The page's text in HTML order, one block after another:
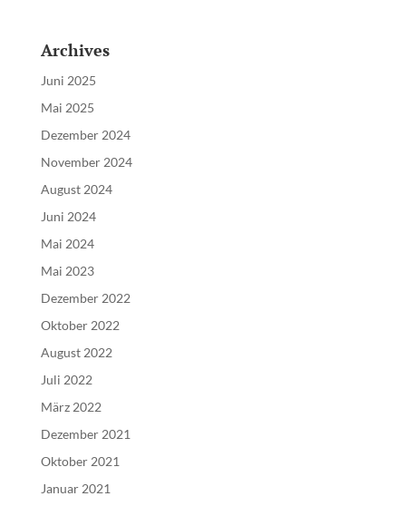
Archives
Juni 2025
Mai 2025
Dezember 2024
November 2024
August 2024
Juni 2024
Mai 2024
Mai 2023
Dezember 2022
Oktober 2022
August 2022
Juli 2022
März 2022
Dezember 2021
Oktober 2021
Januar 2021